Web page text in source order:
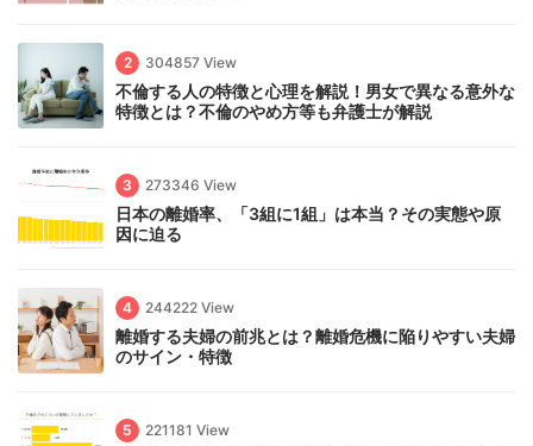
2 304857 View
不倫する人の特徴と心理を解説！男女で異なる意外な
特徴とは？不倫のやめ方等も弁護士が解説
3 273346 View
日本の離婚率、「3組に1組」は本当？その実態や原
因に迫る
4 244222 View
離婚する夫婦の前兆とは？離婚危機に陥りやすい夫婦
のサイン・特徴
5 221181 View